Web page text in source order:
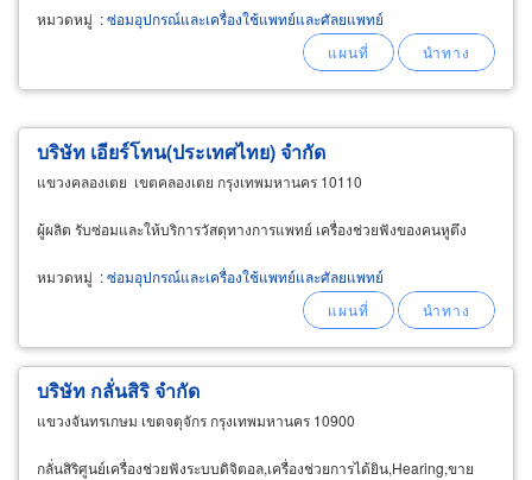
หมวดหมู่ :ซ่อมอุปกรณ์และเครื่องใช้แพทย์และศัลยแพทย์
บริษัท เอียร์โทน(ประเทศไทย) จำกัด
แขวงคลองเตย เขตคลองเตย กรุงเทพมหานคร 10110
ผู้ผลิต รับซ่อมและให้บริการวัสดุทางการแพทย์ เครื่องช่วยฟังของคนหูตึง
หมวดหมู่ :ซ่อมอุปกรณ์และเครื่องใช้แพทย์และศัลยแพทย์
บริษัท กลั่นสิริ จำกัด
แขวงจันทรเกษม เขตจตุจักร กรุงเทพมหานคร 10900
กลั่นสิริศูนย์เครื่องช่วยฟังระบบดิจิตอล,เครื่องช่วยการได้ยิน,Hearing,ขาย